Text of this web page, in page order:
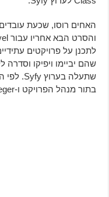
האחים רוסו, שכעת
בתור מנהל הפרויקט ו-Lee Toland Krieger בתור במאי הסדרה.